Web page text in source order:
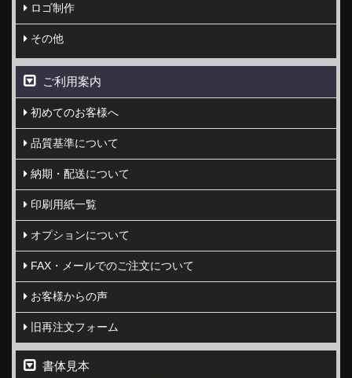
ロゴ制作
その他
ご利用案内
初めてのお客様へ
品質基準について
納期・配送について
印刷用紙一覧
オプションについて
FAX・メールでのご注文について
お客様からの声
旧再注文フォーム
書体見本